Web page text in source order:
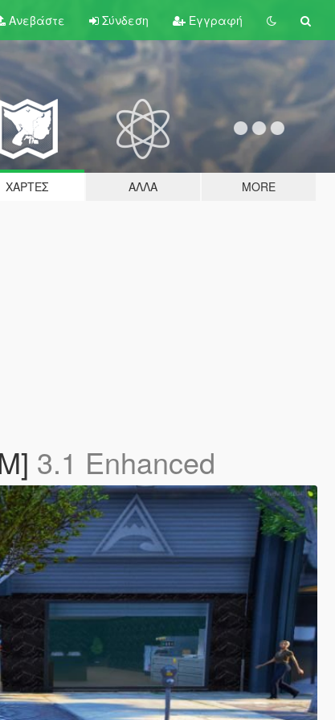
Ανεβάστε Σύνδεση Εγγραφή
ΧΆΡΤΕΣ ΆΛΛΑ MORE
3.1 Enhanced